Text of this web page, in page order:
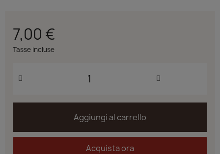
7,00 €
Tasse incluse
Aggiungi al carrello
Acquista ora